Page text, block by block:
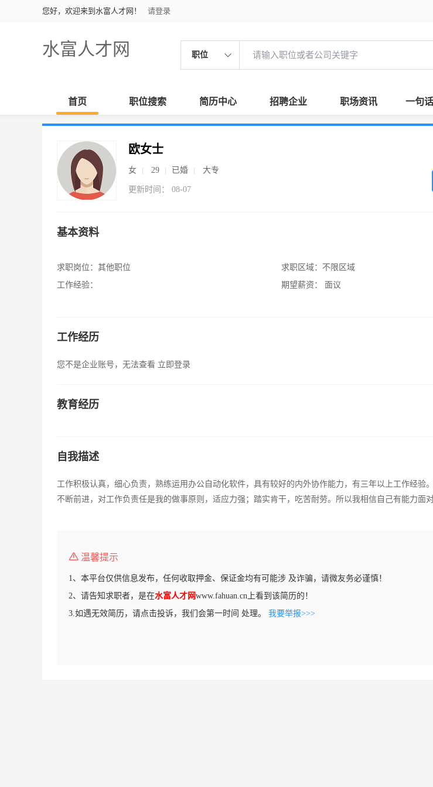
您好，欢迎来到水富人才网！ 请登录
水富人才网 职位
首页 职位搜索 简历中心 招聘企业 职场资讯 一句
欧女士
女 29 已婚 大专
更新时间： 08-07
基本资料
求职岗位： 其他职位
工作经验：
求职区域： 不限区域
期望薪资：
面议
工作经历
您不是企业账号，无法查看 立即登录
教育经历
自我描述
工作积极认真，细心负责，熟练运用办公自动化软件，具有较好的内外协作能力，有三年以上工作经验
不断前进，对工作负责任是我的做事原则，适应力强；踏实肯干，吃苦耐劳。所以我相信自己有能力面
温馨提示
1、本平台仅供信息发布，任何收取押金、保证金均有可能涉 及诈骗，请微友务必谨慎！
2、请告知求职者，是在水富人才网www.fahuan.cn上看到该简历的！
3.如遇无效简历，请点击投诉，我们会第一时间 处理。 我要举报>>>